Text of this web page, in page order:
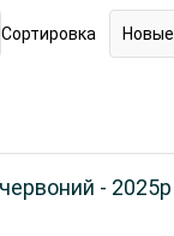
Сортировка Новые
- 2025р